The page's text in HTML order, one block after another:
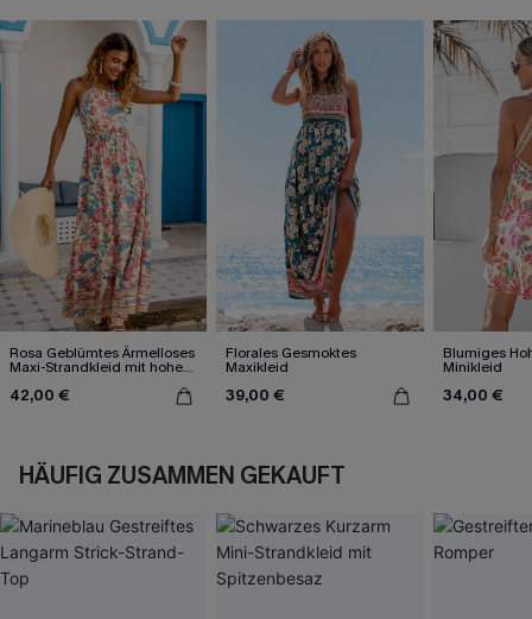
Rosa Geblümtes Ärmelloses
Maxi-Strandkleid mit hohem
42,00 €
Florales Gesmoktes
Maxikleid
39,00 €
Blumiges
Minikleid
34,00 €
HÄUFIG ZUSAMMEN GEKAUFT